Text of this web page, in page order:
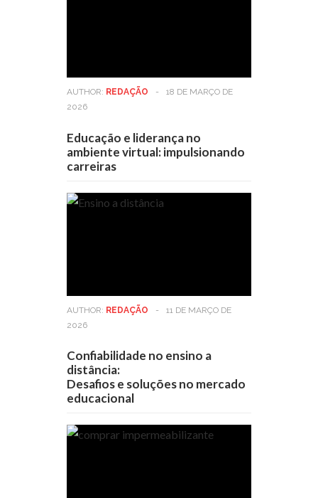
AUTHOR: REDAÇÃO -
18 DE MARÇO DE
2026
Educação e liderança no
ambiente virtual: impulsionando
carreiras
AUTHOR: REDAÇÃO -
11 DE MARÇO DE
2026
Confiabilidade no ensino a
distância:
Desafios e soluções no mercado
educacional